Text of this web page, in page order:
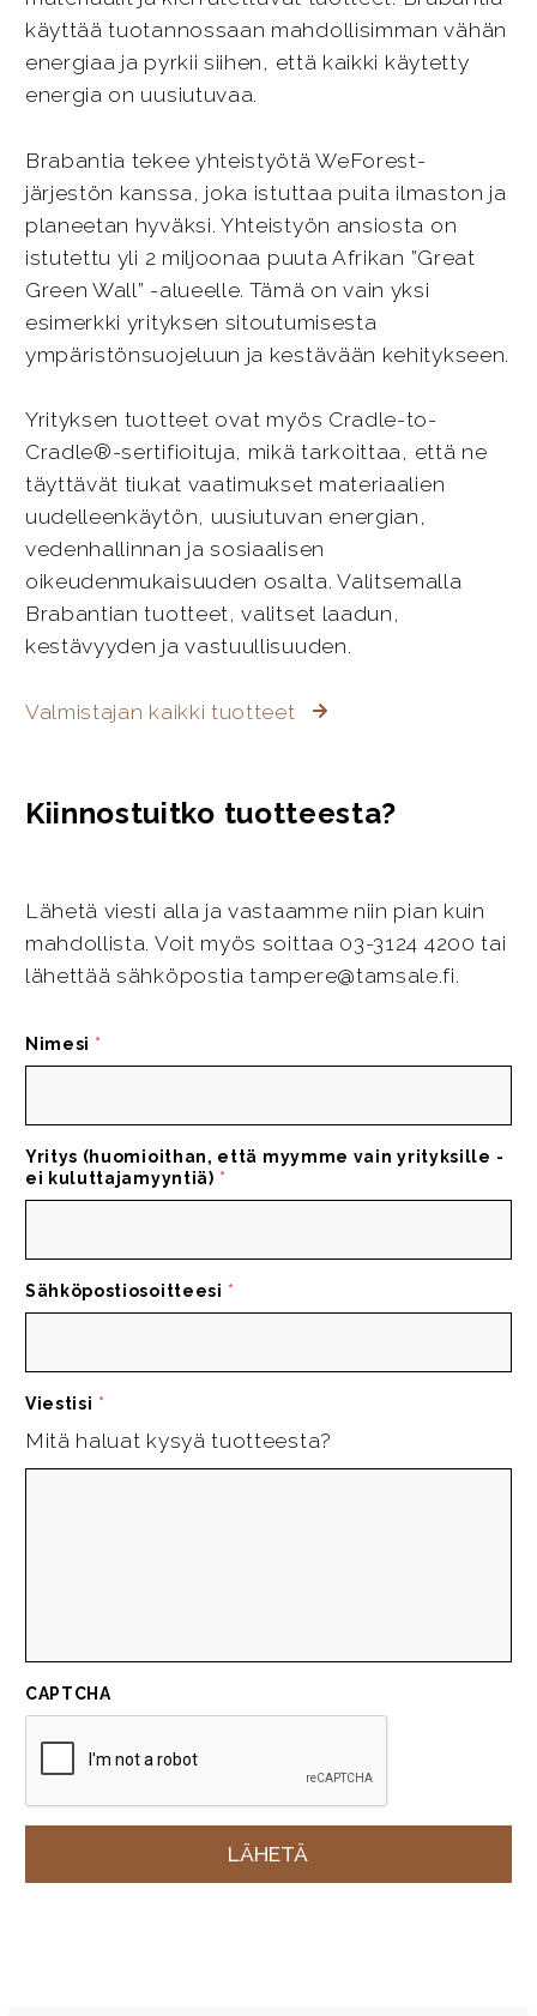
käyttää tuotannossaan mahdollisimman vähän
energiaa ja pyrkii siihen, että kaikki käytetty
energia on uusiutuvaa.
Brabantia tekee yhteistyötä WeForest-
järjestön kanssa, joka istuttaa puita ilmaston ja
planeetan hyväksi. Yhteistyön ansiosta on
istutettu yli 2 miljoonaa puuta Afrikan ”Great
Green Wall” -alueelle. Tämä on vain yksi
esimerkki yrityksen sitoutumisesta
ympäristönsuojeluun ja kestävään kehitykseen.
Yrityksen tuotteet ovat myös Cradle-to-
Cradle®-sertifioituja, mikä tarkoittaa, että ne
täyttävät tiukat vaatimukset materiaalien
uudelleenkäytön, uusiutuvan energian,
vedenhallinnan ja sosiaalisen
oikeudenmukaisuuden osalta. Valitsemalla
Brabantian tuotteet, valitset laadun,
kestävyyden ja vastuullisuuden.
Valmistajan kaikki tuotteet
Kiinnostuitko tuotteesta?
Lähetä viesti alla ja vastaamme niin pian kuin
mahdollista. Voit myös soittaa 03-3124 4200 tai
lähettää sähköpostia tampere@tamsale.fi.
Nimesi *
Yritys (huomioithan, että myymme vain yrityksille -
ei kuluttajamyyntiä) *
Sähköpostiosoitteesi *
Viestisi *
Mitä haluat kysyä tuotteesta?
CAPTCHA